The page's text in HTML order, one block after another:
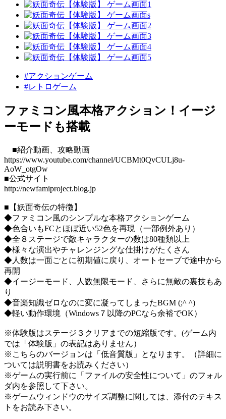
#アクションゲーム
#レトロゲーム
ファミコン風本格アクション！イージ
ーモードも搭載
■紹介動画、攻略動画
https://www.youtube.com/channel/UCBMt0QvCULj8u-
AoW_otgOw
■公式サイト
http://newfamiproject.blog.jp
■【妖面奇伝の特徴】
◆ファミコン風のシンプルな本格アクションゲーム
◆色合いもFCとほぼ近い52色を再現（一部例外あり）
◆全８ステージで敵キャラクターの数は80種類以上
◆様々な演出やチャレンジングな仕掛けがたくさん
◆人数は一面ごとに初期値に戻り、オートセーブで途中から
再開
◆イージーモード、人数無限モード、さらに無敵の裏技もあ
り
◆音楽知識ゼロなのに変に凝ってしまったBGM (;^ ^)
◆軽い動作環境（Windows７以降のPCなら余裕でOK）
※体験版はステージ３クリアまでの短縮版です。(ゲーム内
では「体験版」の表記はありません）
※こちらのバージョンは「低音質版」となります。（詳細に
ついては説明書をお読みください）
※ゲームの実行前に「ファイルの安全性について」のフォル
ダ内を参照して下さい。
※ゲームウィンドウのサイズ調整に関しては、添付のテキス
トをお読み下さい。